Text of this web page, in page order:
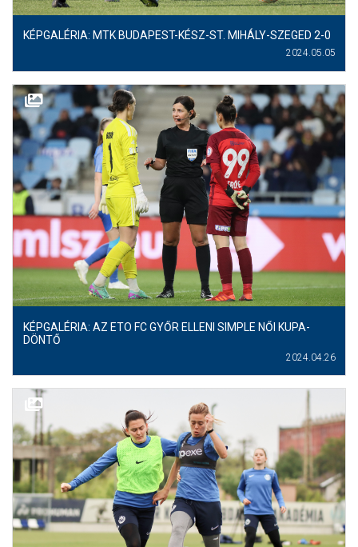
KÉPGALÉRIA: MTK BUDAPEST-KÉSZ-ST. MIHÁLY-SZEGED 2-0
2024.05.05
KÉPGALÉRIA: AZ ETO FC GYŐR ELLENI SIMPLE NŐI KUPA-
DÖNTŐ
2024.04.26